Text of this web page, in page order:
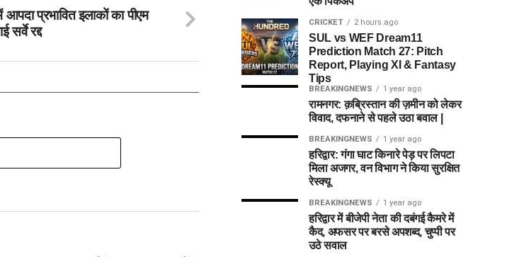
आपदा प्रभावित इलाकों का पीएम
सर्वे रद्द
CRICKET 2 hours ago
SUL vs WEF Dream11
Prediction Match 27: Pitch
Report, Playing XI & Fantasy
Tips
BREAKINGNEWS 1 year ago
रामनगर: क़ब्रिस्तान की ज़मीन को लेकर
विवाद, दफनाने से पहले उठा बवाल |
BREAKINGNEWS 1 year ago
हरिद्वार: गंगा घाट किनारे पेड़ पर लिपटा
मिला अजगर, वन विभाग ने किया सुरक्षित
रेस्क्यू
BREAKINGNEWS 1 year ago
हरिद्वार में बीजेपी नेता की दबंगई कैमरे में
कैद, अफसर पर बरसे अपशब्द, चुप्पी पर
उठे सवाल